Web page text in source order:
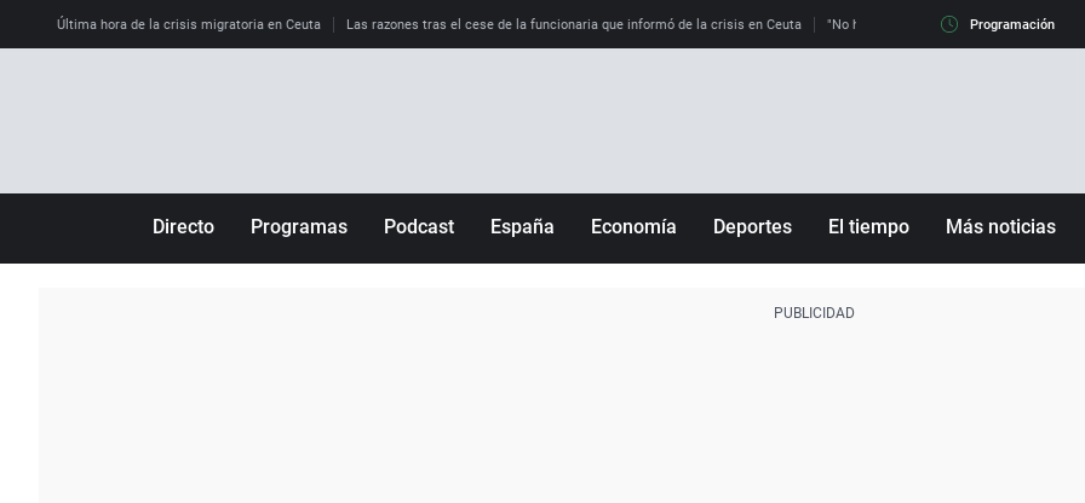
Última hora de la crisis migratoria en Ceuta Las razones tras el cese de la funcionaria que informó de la crisis en Ceuta "No hay mafias, que no nos engañen":
Programación
Directo Programas Podcast España Economía Deportes El tiempo Más noticias